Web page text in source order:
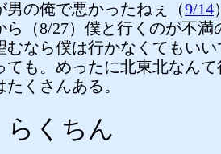
男の俺で悪かったねぇ（9/14
ら（8/27）僕と行くのが不満
むなら僕は行かなくてもい
ても。めったに北東北なん
くさんある。
くちん